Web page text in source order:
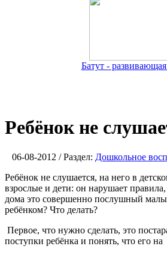
Батут -
Ребёнок не
06-08-2012 / Раздел: Дошкольное
Ребёнок не слушается, на него в
взрослые и дети: он нарушает
дома это совершенно послушный
ребёнком? Что делать?
Первое, что нужно сделать, это
поступки ребёнка и понять, что его